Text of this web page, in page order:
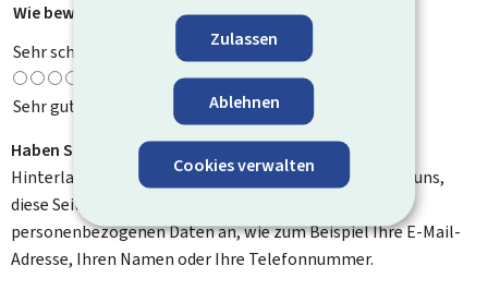
Zulassen
Ablehnen
Cookies verwalten
Wie bewerten Sie diese Seite? *
Sehr schlecht
Sehr gut
Haben Sie Verbesserungsvorschläge?
Hinterlassen Sie uns einen Kommentar und helfen Sie uns,
diese Seite zu verbessern. Bitte geben Sie keine
personenbezogenen Daten an, wie zum Beispiel Ihre E-Mail-
Adresse, Ihren Namen oder Ihre Telefonnummer.